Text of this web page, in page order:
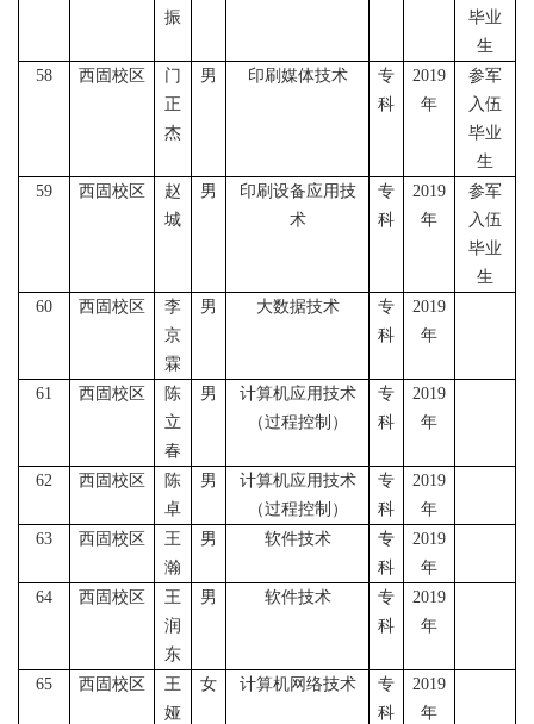
振
毕业
生
58
西固校区
门
正
杰
男 印刷媒体技术
专
科
2019
年
参军
入伍
毕业
生
59
西固校区
赵
城
男
印刷设备应用技
术
专
科
2019
年
参军
入伍
毕业
生
60
西固校区
李
京
霖
男 大数据技术
专
科
2019
年
61 西固校区
陈
立
春
男
计算机应用技术
（过程控制）
专
科
2019
年
62 西固校区
陈
卓
男
计算机应用技术
（过程控制）
专
科
2019
年
63
西固校区
王
瀚
男 软件技术
专
科
2019
年
64
西固校区
王
润
东
男 软件技术
专
科
2019
年
65 西固校区
王
娅
女 计算机网络技术
专
科
2019
年